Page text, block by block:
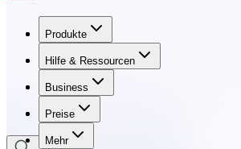
Produkte
Hilfe & Ressourcen
Business
Preise
Mehr
Produkte
Hilfe & Ressourcen
Business
Preise